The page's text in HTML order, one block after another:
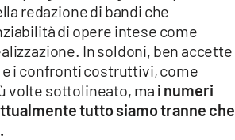
redazione di bandi che
di opere intese come
In soldoni, ben accette
i confronti costruttivi, come
volte sottolineato, ma i numeri
tutto siamo tranne che